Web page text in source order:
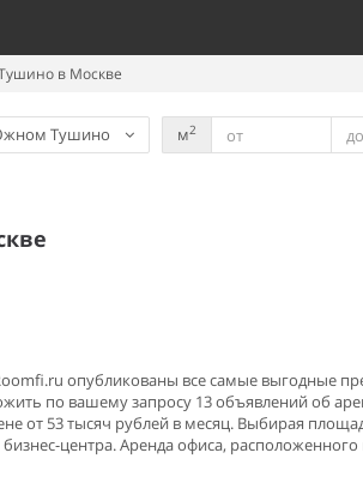
в Москве
Тушино м2
опубликованы все самые выгодные
по вашему запросу 13 объявлений об
от 53 тысяч рублей в месяц. Выбирая
центра. Аренда офиса,